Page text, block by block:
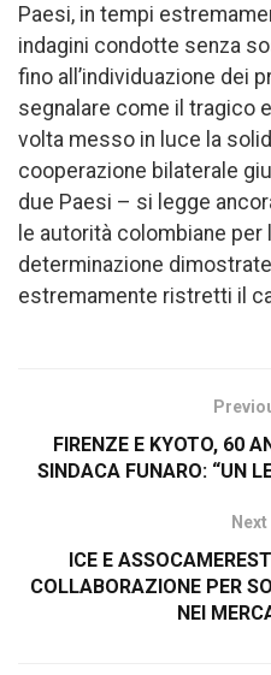
Paesi, in tempi
indagini condotte senza
fino all’individuazione dei
segnalare come il tragico
volta messo in luce la
cooperazione bilaterale
due Paesi – si legge
le autorità colombiane per
determinazione
estremamente ristretti il
FIRENZE E KYOTO, 60
SINDACA FUNARO: “UN
ICE E
COLLABORAZIONE PER
NEI